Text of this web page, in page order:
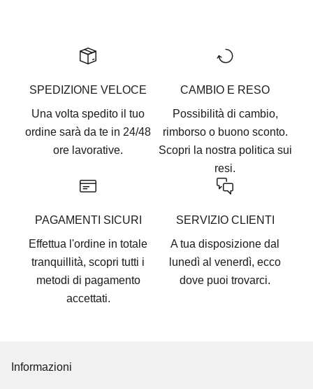
SPEDIZIONE VELOCE
Una volta spedito il tuo
ordine sarà da te in 24/48
ore lavorative.
CAMBIO E RESO
Possibilità di cambio,
rimborso o buono sconto.
Scopri la nostra politica sui
resi.
PAGAMENTI SICURI
Effettua l'ordine in totale
tranquillità, scopri tutti i
metodi di pagamento
accettati.
SERVIZIO CLIENTI
A tua disposizione dal
lunedì al venerdì, ecco
dove puoi trovarci.
Informazioni